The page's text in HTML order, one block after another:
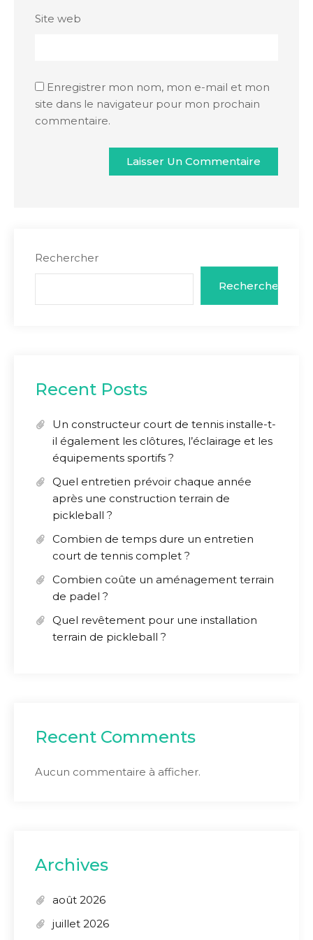
Site web
Enregistrer mon nom, mon e-mail et mon
site dans le navigateur pour mon prochain
commentaire.
Rechercher
Rechercher
Recent Posts
Un constructeur court de tennis installe-t-
il également les clôtures, l’éclairage et les
équipements sportifs ?
Quel entretien prévoir chaque année
après une construction terrain de
pickleball ?
Combien de temps dure un entretien
court de tennis complet ?
Combien coûte un aménagement terrain
de padel ?
Quel revêtement pour une installation
terrain de pickleball ?
Recent Comments
Aucun commentaire à afficher.
Archives
août 2026
juillet 2026